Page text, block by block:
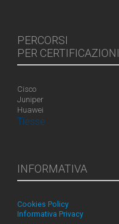
PERCORSI
PER CERTIFICAZIONI
Cisco
Juniper
Huawei
Tiesse
INFORMATIVA
Cookies Policy
Informativa Privacy